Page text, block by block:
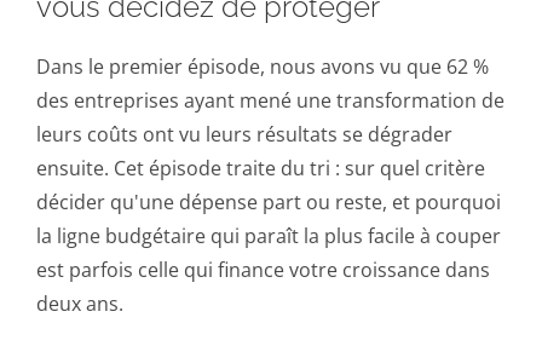
Dans le premier épisode, nous avons vu que 62 %
des entreprises ayant mené une transformation de
leurs coûts ont vu leurs résultats se dégrader
ensuite. Cet épisode traite du tri : sur quel critère
décider qu'une dépense part ou reste, et pourquoi
la ligne budgétaire qui paraît la plus facile à couper
est parfois celle qui finance votre croissance dans
deux ans.